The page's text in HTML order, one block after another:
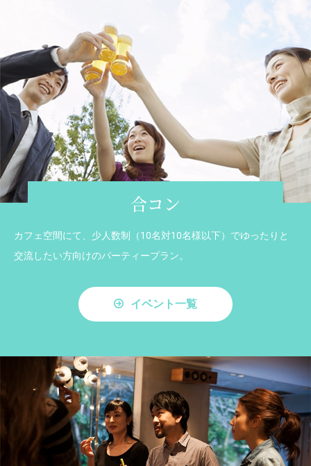
合コン
カフェ空間にて、少人数制（10名対10名様以下）でゆったりと
交流したい方向けのパーティープラン。
イベント一覧